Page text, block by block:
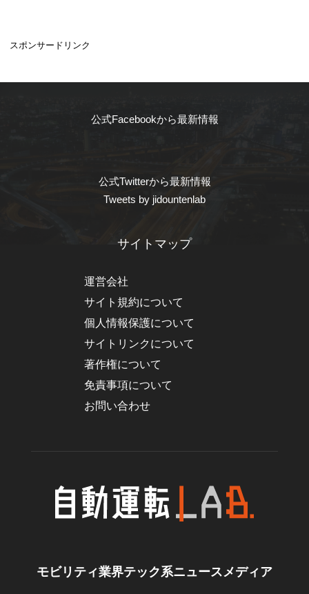
スポンサードリンク
公式Facebookから最新情報
公式Twitterから最新情報
Tweets by jidountenlab
サイトマップ
運営会社
サイト規約について
個人情報保護について
サイトリンクについて
著作権について
免責事項について
お問い合わせ
モビリティ業界テック系ニュースメディア